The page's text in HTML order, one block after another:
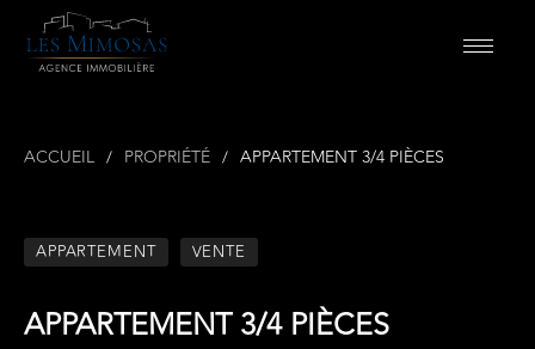
ACCUEIL PROPRIÉTÉ APPARTEMENT 3/4 PIÈCES
APPARTEMENT VENTE
APPARTEMENT 3/4 PIÈCES